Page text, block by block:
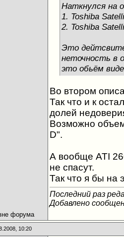
Наткнулся на
1. Toshiba
2. Toshiba
Это
неточность в
это обьём
Во втором
Так что и к
долей
Возможно
D".
А вообще ATI
не спасут.
Так что я бы на
Последний раз
Добавлено
10:20